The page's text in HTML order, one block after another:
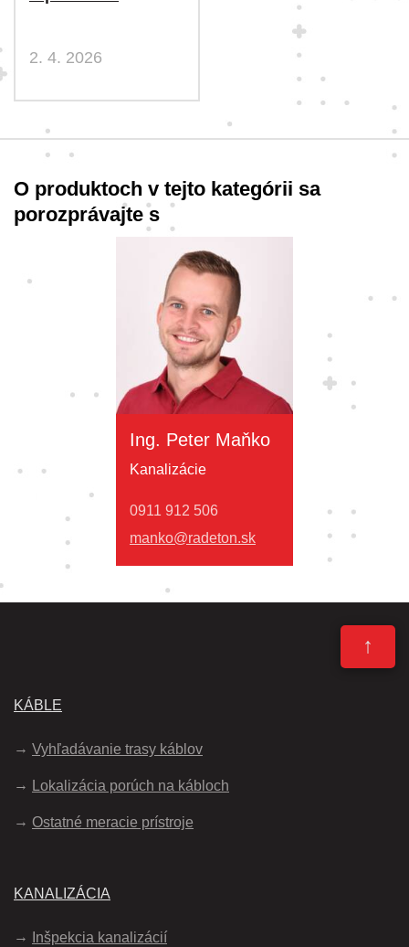
2. 4. 2026
O produktoch v tejto kategórii sa
porozprávajte s
Ing. Peter Maňko
Kanalizácie
0911 912 506
manko@radeton.sk
↑
KÁBLE
Vyhľadávanie trasy káblov
Lokalizácia porúch na kábloch
Ostatné meracie prístroje
KANALIZÁCIA
Inšpekcia kanalizácií